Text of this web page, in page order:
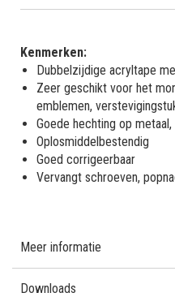
Kenmerken:
Dubbelzijdige acryltape
Zeer geschikt voor het
emblemen,
Goede hechting op
Oplosmiddelbestendig
Goed corrigeerbaar
Vervangt schroeven,
Meer informatie
Downloads